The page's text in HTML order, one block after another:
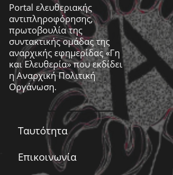
Portal ελευθεριακής
αντιπληροφόρησης,
πρωτοβουλία της
συντακτικής ομάδας της
αναρχικής εφημερίδας «Γη
και Ελευθερία» που εκδίδει
ηΑναρχική Πολιτική
Οργάνωση.
Ταυτότητα
Επικοινωνία